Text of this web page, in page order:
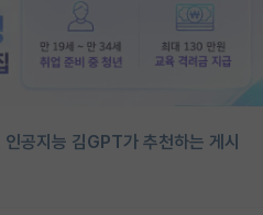
공지능 김GPT가 추천하는 게시